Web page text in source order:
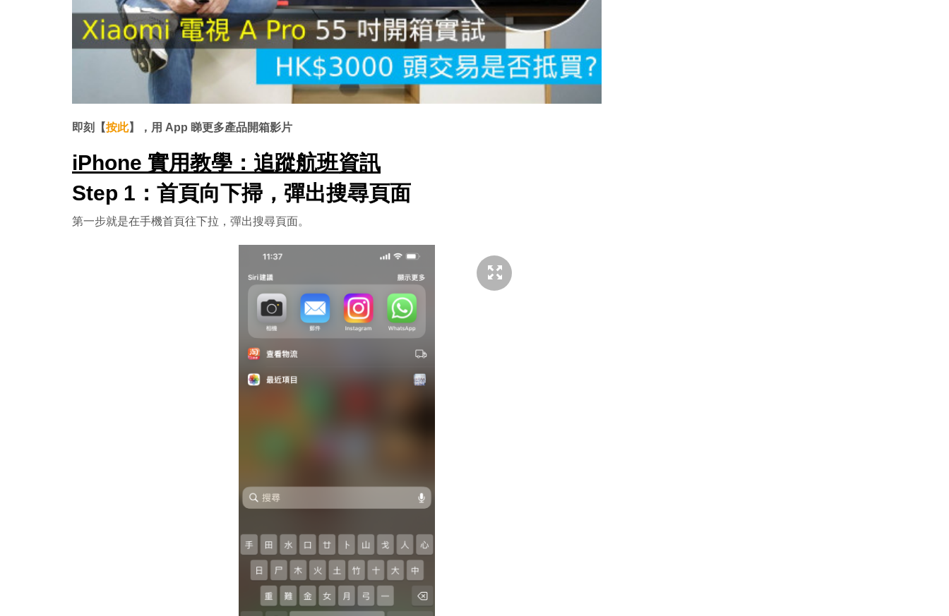
影
片
即刻【按此】，用 App 睇更多產品開箱影片
iPhone 實用教學：追蹤航班資訊
Step 1：首頁向下掃，彈出搜尋頁面
第一步就是在手機首頁往下拉，彈出搜尋頁面。